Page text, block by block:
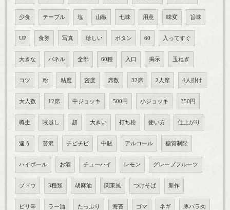
少食 テーブル 塩 山椒 七味 用意 味変 旨味
UP 食券 写真 珍しい ボタン 60 入ってすぐ
大きな パネル 全部 60種 入口 掲示 玉ねぎ
コツ 粉 粘度 密度 席数 32席 2人席 4人掛け
大人数 12席 中ジョッキ 500円 小ジョッキ 350円
樽生 喉越し 超 大きい 打ち粉 使い方 仕上がり
違う 贅沢 チビチビ 中瓶 アルコール 糖質制限
ハイボール お酒 チューハイ レモン グレープフルーツ
ブドウ 3種類 胡麻油 関東風 つけそば 新作
ピリ辛 ラー油 たっぷり 海苔 ゴマ ネギ 豚バラ肉